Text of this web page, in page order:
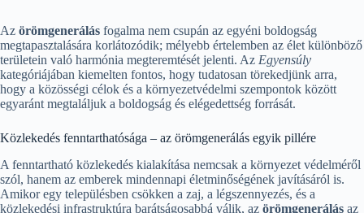
Az örömgenerálás fogalma nem csupán az egyéni boldogság
megtapasztalására korlátozódik; mélyebb értelemben az élet különböző
területein való harmónia megteremtését jelenti. Az Egyensúly
kategóriájában kiemelten fontos, hogy tudatosan törekedjünk arra,
hogy a közösségi célok és a környezetvédelmi szempontok között
egyaránt megtaláljuk a boldogság és elégedettség forrását.
Közlekedés fenntarthatósága – az örömgenerálás egyik pillére
A fenntartható közlekedés kialakítása nemcsak a környezet védelméről
szól, hanem az emberek mindennapi életminőségének javításáról is.
Amikor egy településben csökken a zaj, a légszennyezés, és a
közlekedési infrastruktúra barátságosabbá válik, az örömgenerálás az